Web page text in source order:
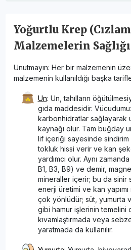
Yoğurtlu Krep
Malzemelerin
Unutmayın: Her bir malzemenin
malzemenin kullanıldığı başka
Un: Un, tahılların
gıda maddesidir.
karbonhidratlar sağlayarak
kaynağı olur. Tam buğday
lif içeriği sayesinde sindirim
tokluk hissi verir ve kan
yardımcı olur. Aynı
B1, B3, B9) ve demir,
mineraller içerir; bu da sinir
enerji üretimi ve kan
çok yönlüdür; süt, yumurta
gibi hamur işlerinin temelini
kıvamlaştırmada veya
yaratmada da kullanılır.